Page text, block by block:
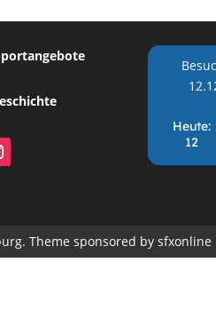
Theme sponsored by sfxonline